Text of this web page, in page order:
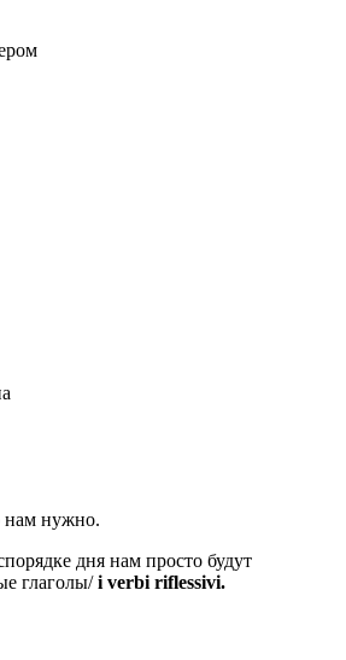
нам нужно.
дня нам просто будут
глаголы/i verbi riflessivi.